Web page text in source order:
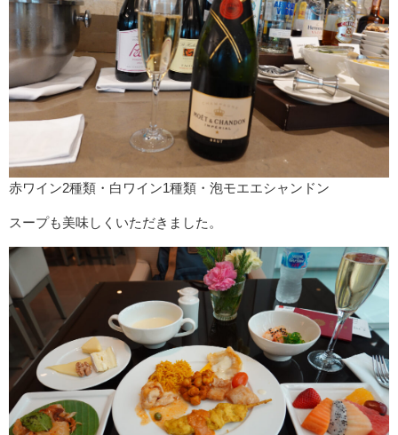
赤ワイン2種類・白ワイン1種類・泡モエエシャンドン
スープも美味しくいただきました。